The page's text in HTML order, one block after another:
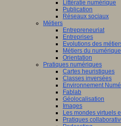
Littératie numérique
Publication
Réseaux sociaux
Métiers
Entrepreneuriat
Entreprises
Evolutions des
Métiers du numérique
Orientation
Pratiques numériques
Cartes heuristiques
Classes inversées
Environnement
Fablab
Géolocalisation
Images
Les mondes virtuels
Pratiques